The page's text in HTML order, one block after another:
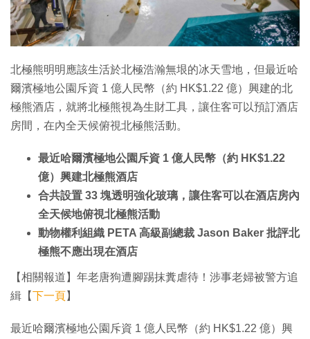
北極熊明明應該生活於北極浩瀚無垠的冰天雪地，但最近哈
爾濱極地公園斥資 1 億人民幣（約 HK$1.22 億）興建的北
極熊酒店，就將北極熊視為生財工具，讓住客可以預訂酒店
房間，在內全天候俯視北極熊活動。
最近哈爾濱極地公園斥資 1 億人民幣（約 HK$1.22
億）興建北極熊酒店
合共設置 33 塊透明強化玻璃，讓住客可以在酒店房內
全天候地俯視北極熊活動
動物權利組織 PETA 高級副總裁 Jason Baker 批評北
極熊不應出現在酒店
【相關報道】年老唐狗遭腳踢抹糞虐待！涉事老婦被警方追
緝【下一頁】
最近哈爾濱極地公園斥資 1 億人民幣（約 HK$1.22 億）興